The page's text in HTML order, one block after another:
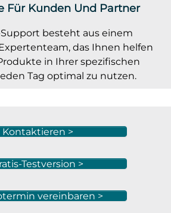
Für Kunden Und Partner
besteht aus einem
das Ihnen helfen
in Ihrer spezifischen
Tag optimal zu nutzen.
Kontaktieren >
Testversion >
vereinbaren >